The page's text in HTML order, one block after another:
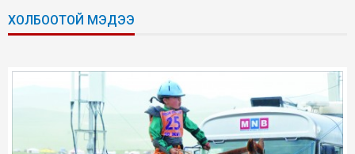
ХОЛБООТОЙ МЭДЭЭ